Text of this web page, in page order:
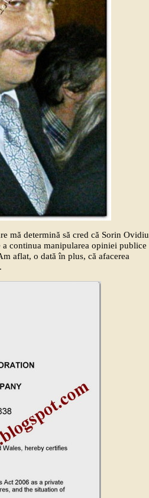
mă determină să cred că Sorin Ovidiu
continua manipularea opiniei publice
aflat, o dată în plus, că afacerea